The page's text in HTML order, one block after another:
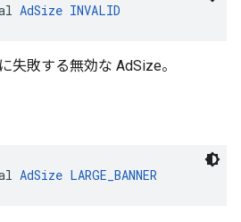
AdSize INVALID
失敗する無効な AdSize。
AdSize LARGE_BANNER